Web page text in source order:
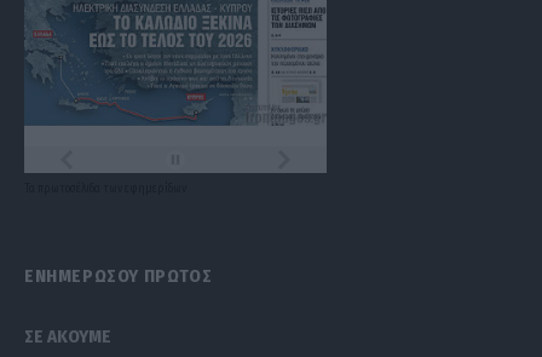
ΕΝΗΜΕΡΩΣΟΥ ΠΡΩΤΟΣ
ΣΕ ΑΚΟΥΜΕ